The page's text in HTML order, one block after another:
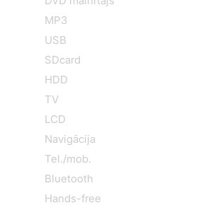
MP3
USB
SDcard
HDD
TV
LCD
Navigācija
Tel./mob.
Bluetooth
Hands-free